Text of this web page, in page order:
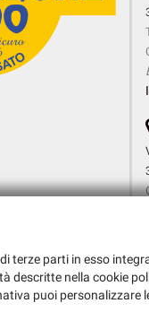
terze parti in esso
descritte nella cookie
puoi personalizzare